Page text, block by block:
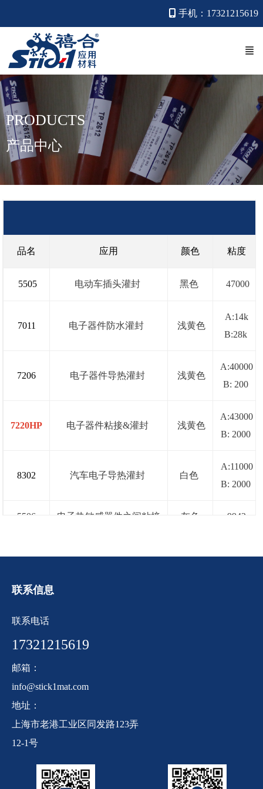
手机：17321215619
PRODUCTS
产品中心
品名 应用 颜色 粘度
5505 电动车插头灌封 黑色 47000
7011 电子器件防水灌封 浅黄色
A:14k
B:28k
7206 电子器件导热灌封 浅黄色
A:40000
B: 200
7220HP 电子器件粘接&灌封 浅黄色
A:43000
B: 2000
8302 汽车电子导热灌封 白色
A:11000
B: 2000
5506 电子热敏感器件之间粘接 灰色 9942
联系信息
联系电话
17321215619
邮箱：
info@stick1mat.com
地址：
上海市老港工业区同发路123弄
12-1号